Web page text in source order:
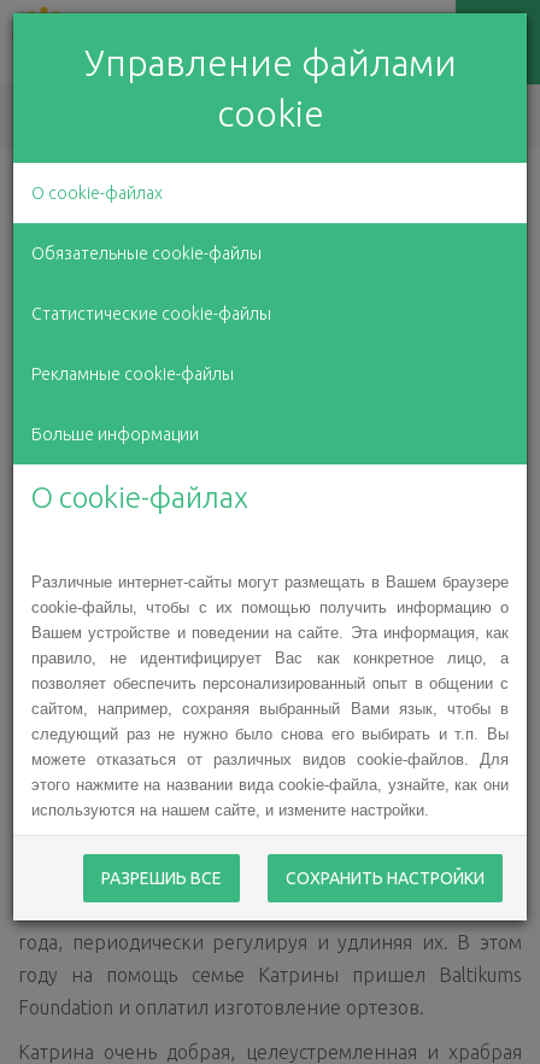
Помогаем расти и ходить
Самая большая мечта в жизни восьмилетней Катрины
– научиться самостоятельно ходить, играть со своими
сверстниками и не зависеть от помощи окружающих.
Для того чтобы мечта стала реальностью, Катрине
необходимы специальные ортезы для ходьбы, и
девочке потребуется немало терпения, чтобы
научиться их использовать.
Катрина, как и все дети, быстро растет, поэтому
ортезы необходимо будет менять каждые полтора
года, периодически регулируя и удлиняя их. В этом
году на помощь семье Катрины пришел Baltikums
Foundation и оплатил изготовление ортезов.
Катрина очень добрая, целеустремленная и храбрая
Управление файлами
cookie
О cookie-файлах
Обязательные cookie-файлы
Статистические cookie-файлы
Рекламные cookie-файлы
Больше информации
О cookie-файлах
Различные интернет-сайты могут размещать в Вашем браузере
cookie-файлы, чтобы с их помощью получить информацию о
Вашем устройстве и поведении на сайте. Эта информация, как
правило, не идентифицирует Вас как конкретное лицо, а
позволяет обеспечить персонализированный опыт в общении с
сайтом, например, сохраняя выбранный Вами язык, чтобы в
следующий раз не нужно было снова его выбирать и т.п. Вы
можете отказаться от различных видов cookie-файлов. Для
этого нажмите на названии вида cookie-файла, узнайте, как они
используются на нашем сайте, и измените настройки.
РАЗРЕШИЬ ВСЕ СОХРАНИТЬ НАСТРОЙКИ